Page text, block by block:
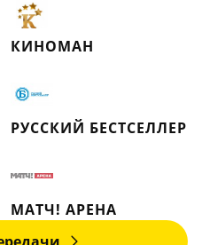
КИНОМАН
РУССКИЙ БЕСТСЕЛЛЕР
МАТЧ! АРЕНА